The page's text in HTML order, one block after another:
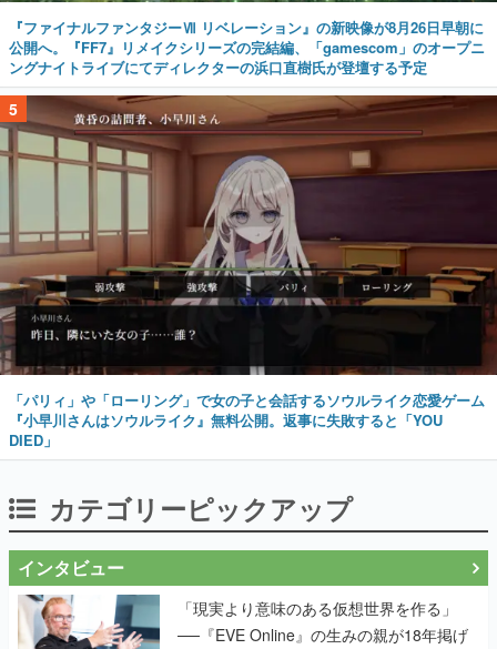
『ファイナルファンタジーⅦ リベレーション』の新映像が8月26日早朝に
公開へ。『FF7』リメイクシリーズの完結編、「gamescom」のオープニ
ングナイトライブにてディレクターの浜口直樹氏が登壇する予定
5
「パリィ」や「ローリング」で女の子と会話するソウルライク恋愛ゲーム
『小早川さんはソウルライク』無料公開。返事に失敗すると「YOU
DIED」
カテゴリーピックアップ
インタビュー
「現実より意味のある仮想世界を作る」
──『EVE Online』の生みの親が18年掲げ